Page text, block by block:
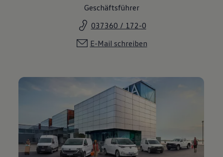
Geschäftsführer
037360 / 172-0
E-Mail schreiben